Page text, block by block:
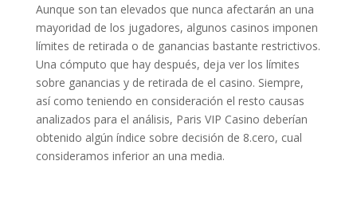
Aunque son tan elevados que nunca afectarán an una
mayoridad de los jugadores, algunos casinos imponen
límites de retirada o de ganancias bastante restrictivos.
Una cómputo que hay después, deja ver los límites
sobre ganancias y de retirada de el casino. Siempre,
así­ como teniendo en consideración el resto causas
analizados para el análisis, Paris VIP Casino deberían
obtenido algún índice sobre decisión de 8.cero, cual
consideramos inferior an una media.